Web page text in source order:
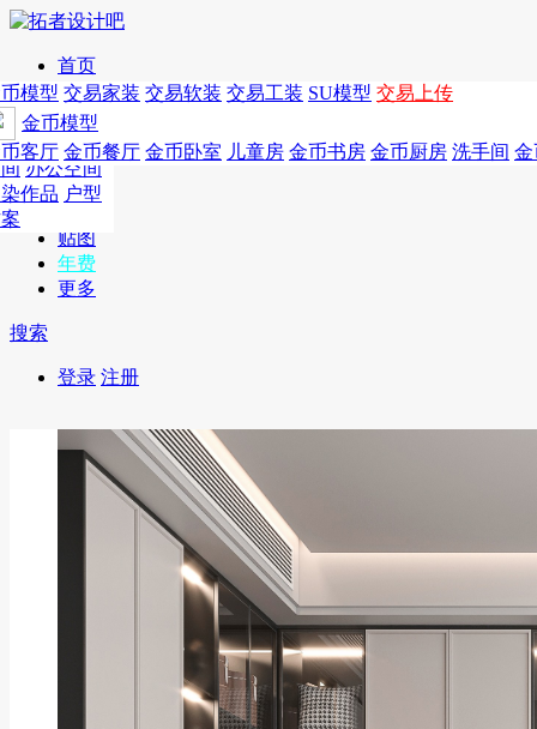
首页
发现
年费 作品 图纸 交易 软装 工装 SU模 金币
年费版块
费图纸 年费户型 年费高清 年费视频 年费模型 年费精选
作品
别墅 国外
酒店设计
设计 商业
办公空间
作品 户型
模型
模型 交易家装 交易软装 交易工装 SU模型 交易上传
金币模型
客厅 金币餐厅 金币卧室 儿童房 金币书房 金币厨房 洗手间 金
CAD
概念
贴图
年费
更多
搜索
登录 注册